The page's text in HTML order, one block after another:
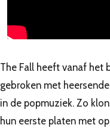
The Fall heeft vanaf het
gebroken met
in de popmuziek. Zo
hun eerste platen met